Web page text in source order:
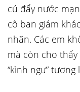
cú đẩy nước
cô ban giám
nhãn. Các em
mà còn cho
“kình ngư” tương